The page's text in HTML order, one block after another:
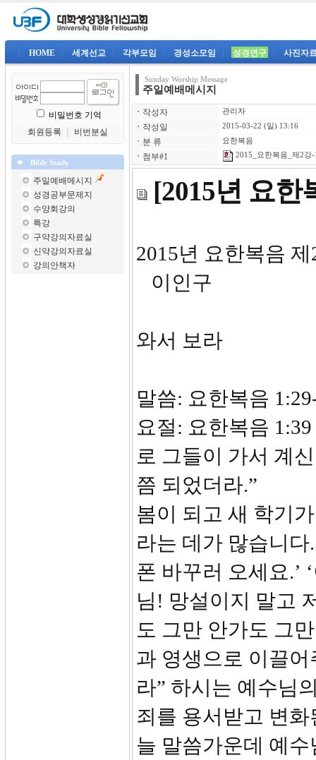
HOME 세계선교 각부모임 경성소모임 성경연구 사진자
비밀번호 기억
회원등록
비번분실
Bible Study
주일예배메시지
성경공부문제지
수양회강의
특강
구약강의자료실
신약강의자료실
강의안책자
Sunday Worship Message
주일예배메시지
ㆍ 작성자 관리자
ㆍ 작성일 2015-03-22 (일) 13:16
ㆍ 분 류 요한복음
ㆍ 첨부#1 2015_요한복음_제2강
[2015년 요한
2015년
이인구
와서 보라
말씀: 요한복음
요절: 요한복음
로 그들이 가서 계
쯤 되었더라.”
봄이 되고 새 학기
라는 데가 많습니
폰 바꾸러 오세요.’
님! 망설이지 말고
도 그만 안가도 그
과 영생으로 이끌
라” 하시는 예수님
죄를 용서받고 변
늘 말씀가운데 예